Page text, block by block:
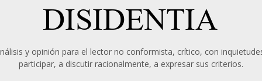
y opinión para el lector no conformista, crítico, con
participar, a discutir racionalmente, a expresar sus criterios.